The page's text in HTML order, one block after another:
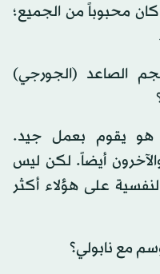
كان محبوباً من الجميع؛
الصاعد (الجورجي)
هو يقوم بعمل جيد.
أيضاً. لكن ليس
على هؤلاء أكثر
مع نابولي؟